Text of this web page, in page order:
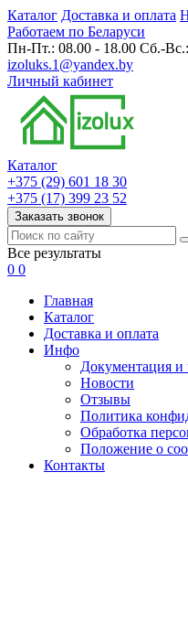
Каталог Доставка и оплата
Работаем по Беларуси
Пн-Пт.: 08.00 - 18.00 Сб.-
izoluks.1@yandex.by
Личный кабинет
Каталог
+375 (29) 601 18 30
+375 (17) 399 23 52
Заказать звонок
Все результаты
0 0
Главная
Каталог
Доставка и оплата
Инфо
Документация
Новости
Отзывы
Политика
Обработка
Положение о
Контакты